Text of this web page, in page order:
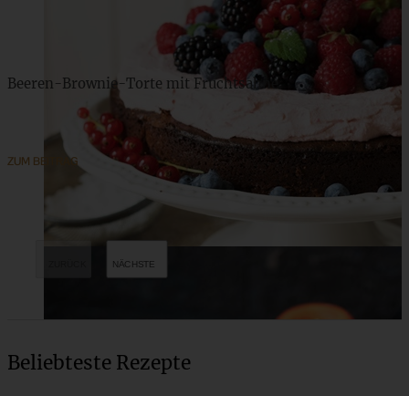
Beeren-Brownie-Torte mit Fruchtsahne
ZUM BEITRAG
Beliebteste Rezepte